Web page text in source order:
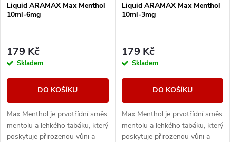
Liquid ARAMAX Max Menthol
10ml-6mg
179 Kč
Skladem
DO KOŠÍKU
Max Menthol je prvotřídní směs
mentolu a lehkého tabáku, který
poskytuje přirozenou vůni a
Liquid ARAMAX Max Menthol
10ml-3mg
179 Kč
Skladem
DO KOŠÍKU
Max Menthol je prvotřídní směs
mentolu a lehkého tabáku, který
poskytuje přirozenou vůni a